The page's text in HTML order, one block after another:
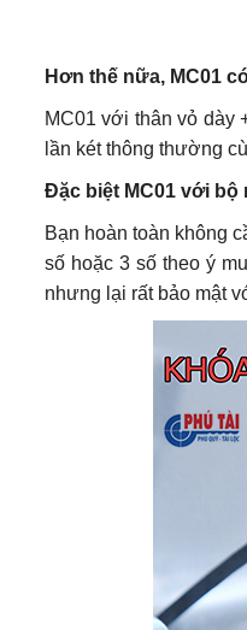
Hơn thế nữa, MC01
MC01 với thân vỏ dày
lần két thông thường
Đặc biệt MC01 với bộ
Bạn hoàn toàn không
số hoặc 3 số theo ý
nhưng lại rất bảo mật